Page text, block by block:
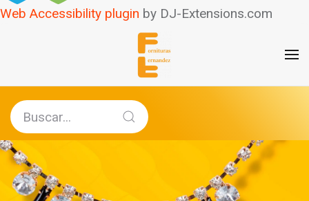
Web Accessibility plugin by DJ-Extensions.com